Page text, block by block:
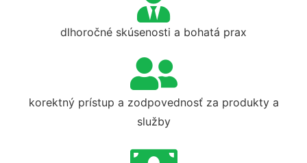
dlhoročné skúsenosti a bohatá prax
korektný prístup a zodpovednosť za produkty a
služby